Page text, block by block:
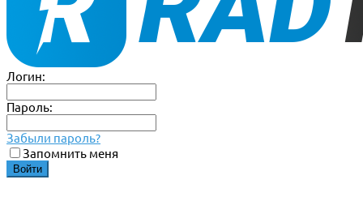
Логин:
Пароль:
Забыли пароль?
Запомнить меня